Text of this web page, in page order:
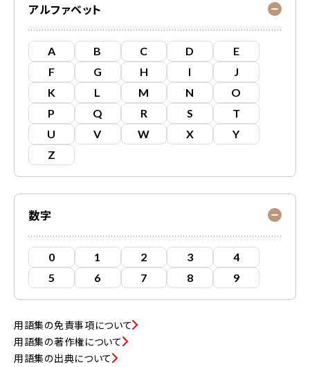
アルファベット
A B C D
E
F
G H I
J
K
L M N
O
P
Q R S
T
U
V W X
Y
Z
数字
0 1 2 3
4
5
6 7 8 9
用語集の免責事項について
用語集の著作権について
用語集の出典について